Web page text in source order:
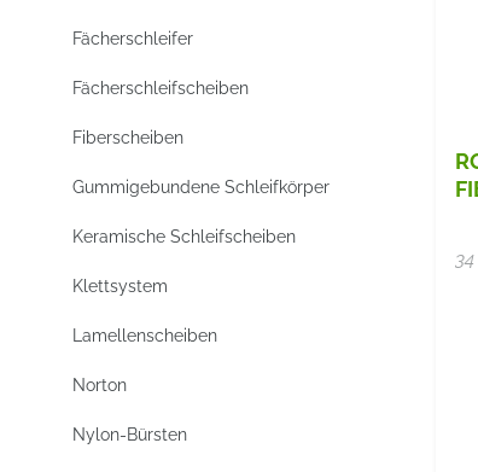
Fächerschleifer
Fächerschleifscheiben
Fiberscheiben
Gummigebundene Schleifkörper
Keramische Schleifscheiben
Klettsystem
Lamellenscheiben
Norton
Nylon-Bürsten